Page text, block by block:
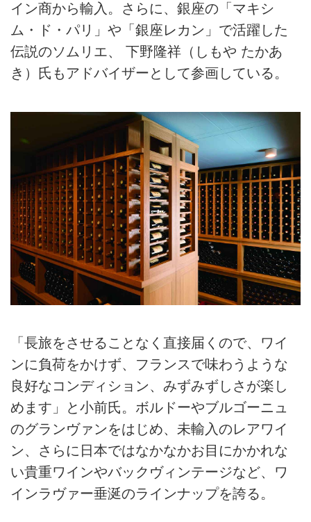
イン商から輸入。さらに、銀座の「マキシ
ム・ド・パリ」や「銀座レカン」で活躍した
伝説のソムリエ、 下野隆祥（しもや たかあ
き）氏もアドバイザーとして参画している。
「長旅をさせることなく直接届くので、ワイ
ンに負荷をかけず、フランスで味わうような
良好なコンディション、みずみずしさが楽し
めます」と小前氏。ボルドーやブルゴーニュ
のグランヴァンをはじめ、未輸入のレアワイ
ン、さらに日本ではなかなかお目にかかれな
い貴重ワインやバックヴィンテージなど、ワ
インラヴァー垂涎のラインナップを誇る。